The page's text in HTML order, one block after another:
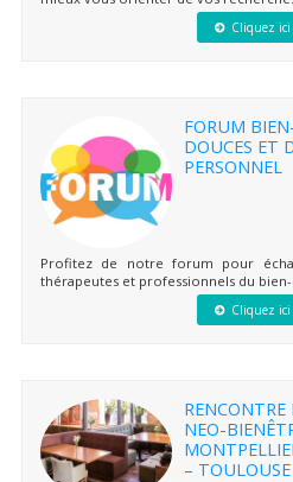
Cliquez ici
FORUM
DOUCES ET
PERSONNEL
Profitez de notre forum pour
thérapeutes et professionnels du bien-
Cliquez ici
NEO-
–